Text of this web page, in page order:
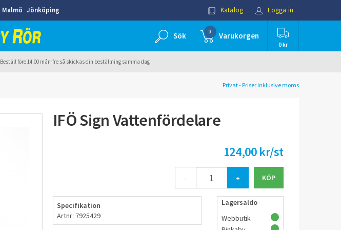
Malmö Jönköping Katalog Logga in
Sök 0 Varukorgen
0 kr
Beställ före 14.00 mån-fre så skickas din beställning samma dag
Privat - Priser inklusive moms
IFÖ Sign Vattenfördelare
124,00 kr/st
- +
Specifikation
Artnr: 7925429
Lagersaldo
Webbutik